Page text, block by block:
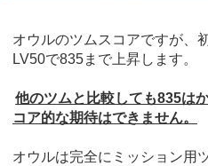
オウルのツムスコアですが、
LV50で835まで上昇します。
他のツムと比較しても835は
コア的な期待はできません。
オウルは完全にミッション用